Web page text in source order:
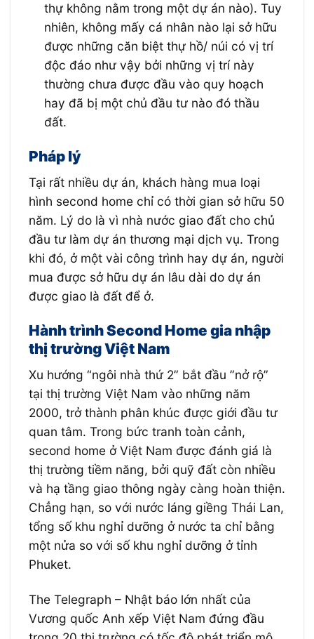
thự không nằm trong một dự án nào). Tuy
nhiên, không mấy cá nhân nào lại sở hữu
được những căn biệt thự hồ/ núi có vị trí
độc đáo như vậy bởi những vị trí này
thường chưa được đầu vào quy hoạch
hay đã bị một chủ đầu tư nào đó thầu
đất.
Pháp lý
Tại rất nhiều dự án, khách hàng mua loại
hình second home chỉ có thời gian sở hữu 50
năm. Lý do là vì nhà nước giao đất cho chủ
đầu tư làm dự án thương mại dịch vụ. Trong
khi đó, ở một vài công trình hay dự án, người
mua được sở hữu dự án lâu dài do dự án
được giao là đất để ở.
Hành trình Second Home gia nhập
thị trường Việt Nam
Xu hướng “ngôi nhà thứ 2” bắt đầu ”nở rộ”
tại thị trường Việt Nam vào những năm
2000, trở thành phân khúc được giới đầu tư
quan tâm. Trong bức tranh toàn cảnh,
second home ở Việt Nam được đánh giá là
thị trường tiềm năng, bởi quỹ đất còn nhiều
và hạ tầng giao thông ngày càng hoàn thiện.
Chẳng hạn, so với nước láng giềng Thái Lan,
tổng số khu nghỉ dưỡng ở nước ta chỉ bằng
một nửa so với số khu nghỉ dưỡng ở tỉnh
Phuket.
The Telegraph – Nhật báo lớn nhất của
Vương quốc Anh xếp Việt Nam đứng đầu